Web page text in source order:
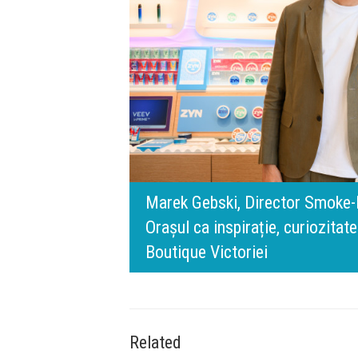
Morris România:
din spatele IQOS
140 de ani de
timpului” este să
de oameni, siguranță
Related